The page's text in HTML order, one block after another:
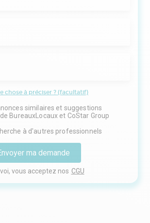
chose à préciser ? (facultatif)
similaires et suggestions
BureauxLocaux et CoStar Group
à d'autres professionnels
ma demande
vous acceptez nos CGU